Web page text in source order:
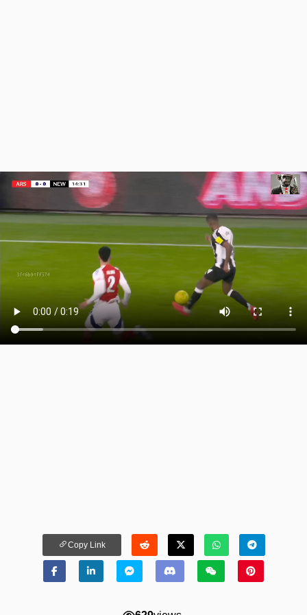
Copy Link